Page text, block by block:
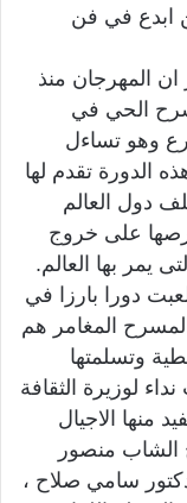
ابدع في فن
ان المهرجان منذ
الحي في
وهو تساءل
الدورة تقدم لها
دول العالم
على خروج
يمر بها العالم.
9 شخصيات لعبت دورا بارزا في
المغامر هم
وتسلمتها
لوزيرة الثقافة
منها الاجيال
الشاب منصور
سامي صلاح ،